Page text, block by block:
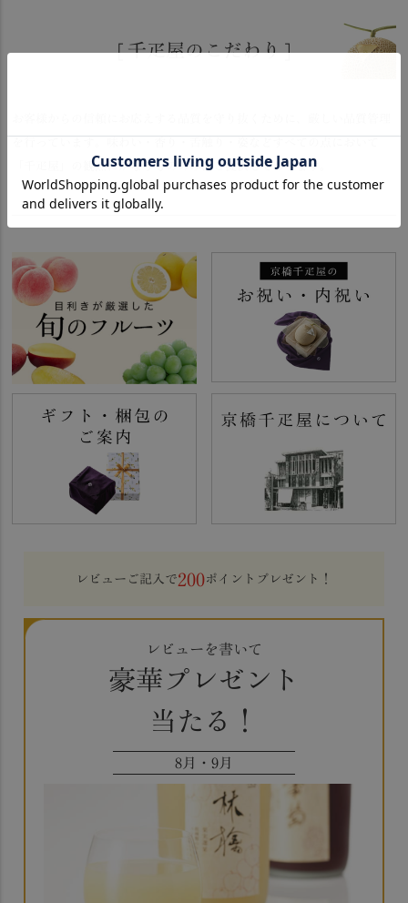
[ 千疋屋のこだわり ]
「千疋屋」の観点にかなうもののみ、ご提供しております。
レビューご記入で200ポイントプレゼント！
レビューを書いて
豪華プレゼント
当たる！
8月・9月